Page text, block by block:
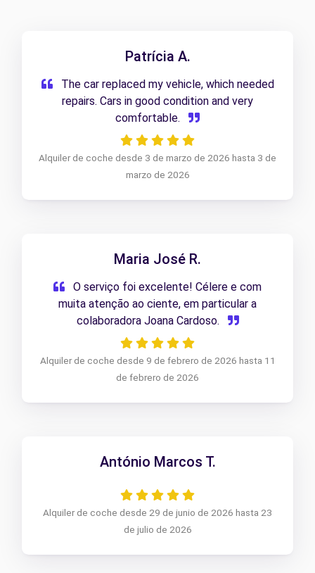
Patrícia A.
The car replaced my vehicle, which needed
repairs. Cars in good condition and very
comfortable.
Alquiler de coche desde 3 de marzo de 2026 hasta 3 de
marzo de 2026
Maria José R.
O serviço foi excelente! Célere e com
muita atenção ao ciente, em particular a
colaboradora Joana Cardoso.
Alquiler de coche desde 9 de febrero de 2026 hasta 11
de febrero de 2026
António Marcos T.
Alquiler de coche desde 29 de junio de 2026 hasta 23
de julio de 2026